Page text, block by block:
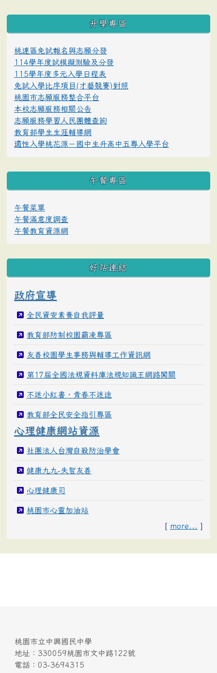
升學專區
桃連區免試報名與志願分發
114學年度試模擬測驗及分發
115學年度多元入學日程表
免試入學比序項目(才藝競賽)對照
桃園市志願服務整合平台
本校志願服務相關公告
志願服務學習人民團體查詢
教育部學生生涯輔導網
適性入學桃花源－國中生升高中五專入學平台
午餐專區
午餐菜單
午餐滿意度調查
午餐教育資源網
好站連結
政府宣導
全民資安素養自我評量
教育部防制校園霸凌專區
友善校園學生事務與輔導工作資訊網
第17屆全國法規資料庫法規知識王網路闖關
不迷小紅書，青春不迷途
教育部全民安全指引專區
心理健康網站資源
社團法人台灣自殺防治學會
健康九九-失智友善
心理健康司
桃園市心靈加油站
[ more... ]
桃園市立中興國民中學
地址：330059桃園市文中路122號
電話：03-3694315